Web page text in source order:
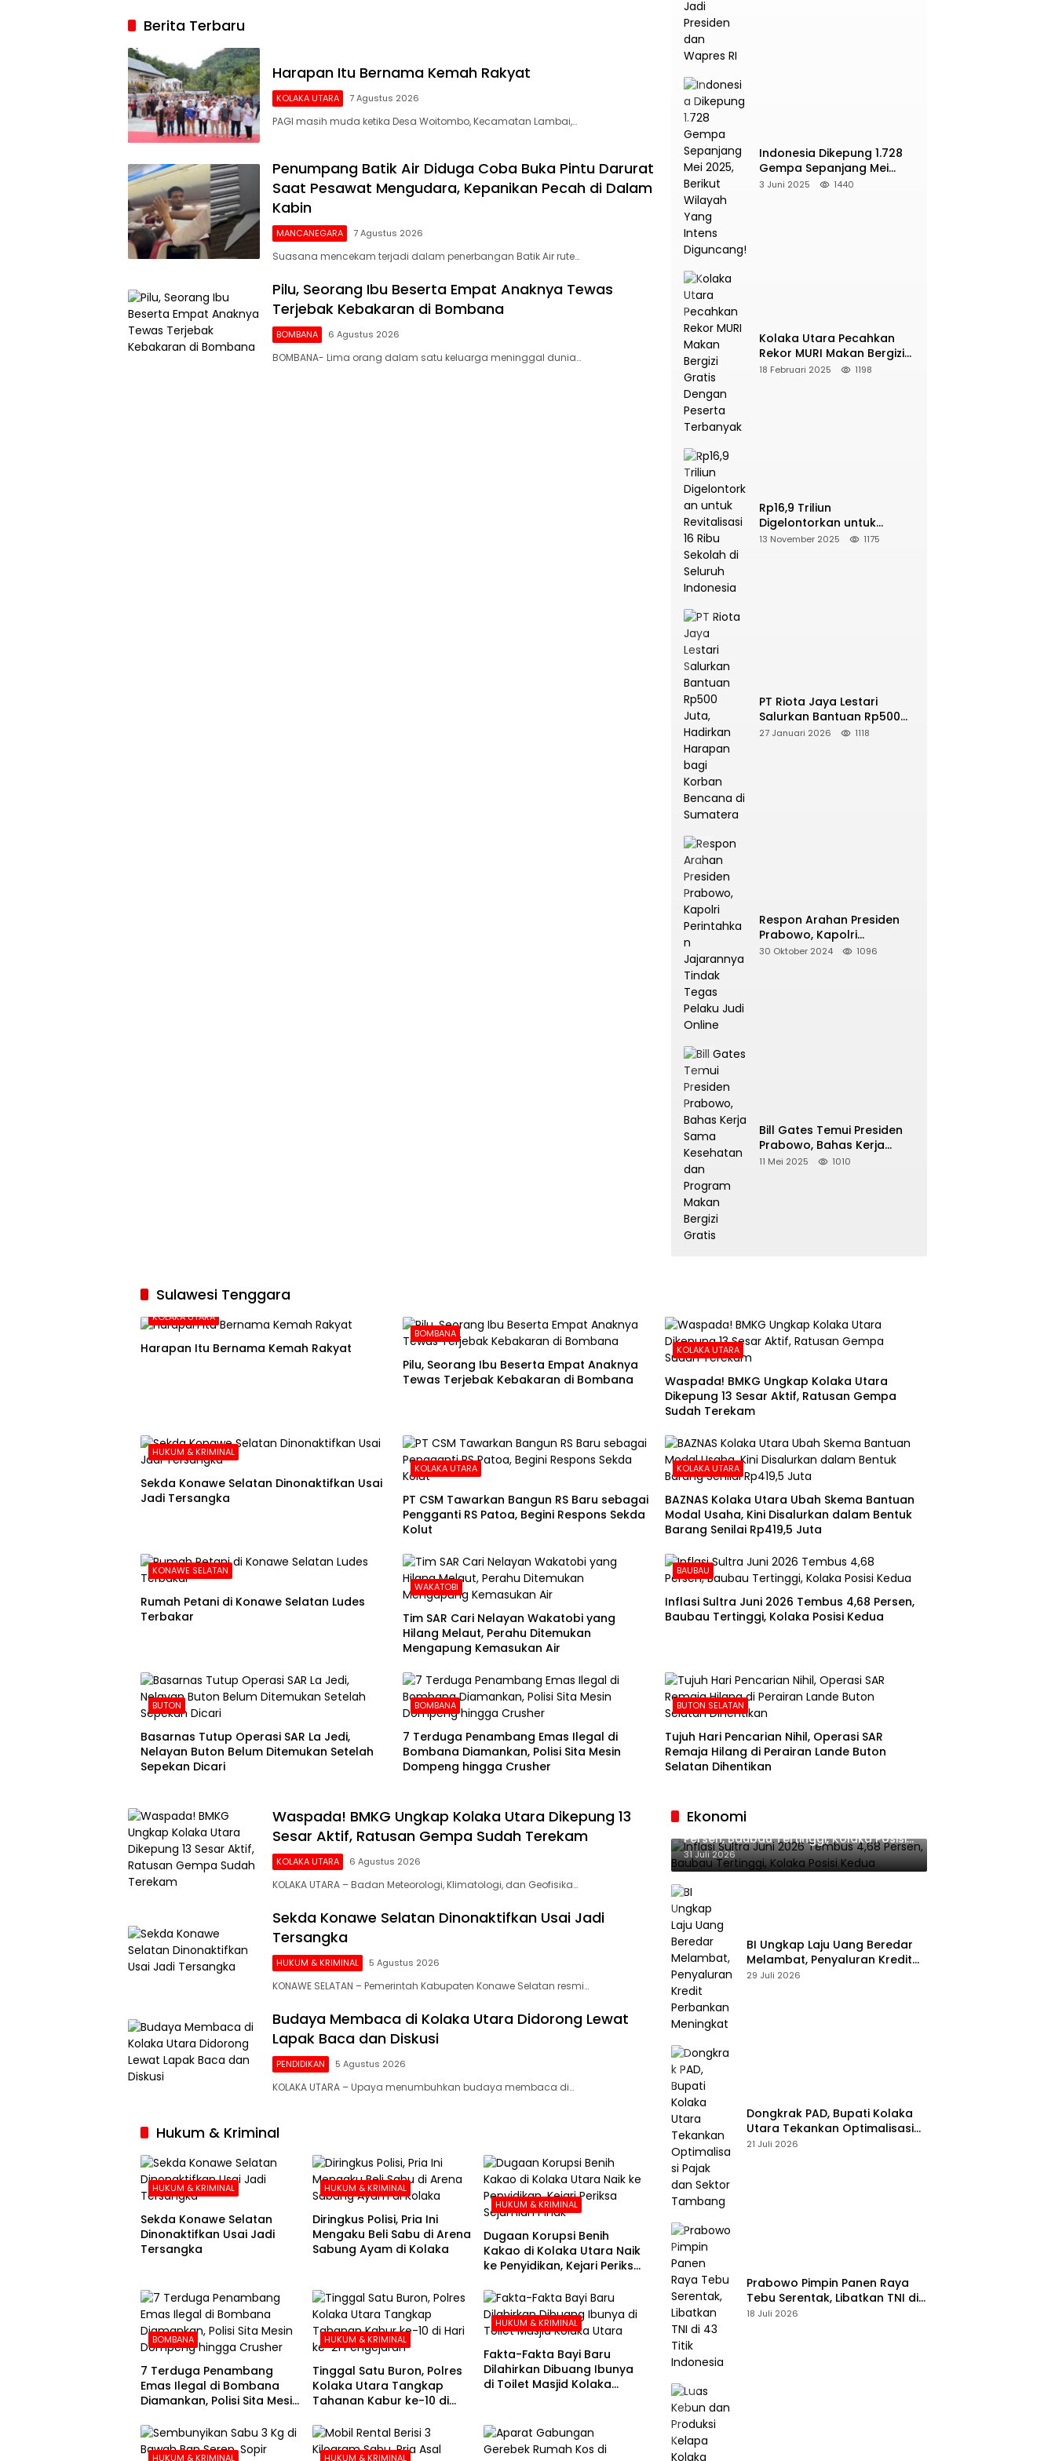
Berita Terbaru
Harapan Itu Bernama Kemah Rakyat
KOLAKA UTARA 7 Agustus 2026
PAGI masih muda ketika Desa Woitombo, Kecamatan Lambai,…
Penumpang Batik Air Diduga Coba Buka Pintu Darurat
Saat Pesawat Mengudara, Kepanikan Pecah di Dalam
Kabin
MANCANEGARA 7 Agustus 2026
Suasana mencekam terjadi dalam penerbangan Batik Air rute…
Pilu, Seorang Ibu Beserta Empat Anaknya Tewas
Terjebak Kebakaran di Bombana
BOMBANA 6 Agustus 2026
BOMBANA- Lima orang dalam satu keluarga meninggal dunia…
Indonesia Dikepung 1.728
Gempa Sepanjang Mei
2025, Berikut Wilayah Yang
3 Juni 2025 1440
Kolaka Utara Pecahkan
Rekor MURI Makan Bergizi
Gratis Dengan Peserta
18 Februari 2025 1198
Rp16,9 Triliun
Digelontorkan untuk
Revitalisasi 16 Ribu Sekolah
13 November 2025 1175
PT Riota Jaya Lestari
Salurkan Bantuan Rp500
Juta, Hadirkan Harapan
27 Januari 2026 1118
Respon Arahan Presiden
Prabowo, Kapolri
Perintahkan Jajarannya
30 Oktober 2024 1096
Bill Gates Temui Presiden
Prabowo, Bahas Kerja
Sama Kesehatan dan
11 Mei 2025 1010
Sulawesi Tenggara
KOLAKA UTARA
Harapan Itu Bernama Kemah Rakyat
BOMBANA
Pilu, Seorang Ibu Beserta Empat Anaknya
Tewas Terjebak Kebakaran di Bombana
KOLAKA UTARA
Waspada! BMKG Ungkap Kolaka Utara
Dikepung 13 Sesar Aktif, Ratusan Gempa
Sudah Terekam
HUKUM & KRIMINAL
Sekda Konawe Selatan Dinonaktifkan Usai
Jadi Tersangka
KOLAKA UTARA
PT CSM Tawarkan Bangun RS Baru sebagai
Pengganti RS Patoa, Begini Respons Sekda
Kolut
KOLAKA UTARA
BAZNAS Kolaka Utara Ubah Skema Bantuan
Modal Usaha, Kini Disalurkan dalam Bentuk
Barang Senilai Rp419,5 Juta
KONAWE SELATAN
Rumah Petani di Konawe Selatan Ludes
Terbakar
WAKATOBI
Tim SAR Cari Nelayan Wakatobi yang
Hilang Melaut, Perahu Ditemukan
Mengapung Kemasukan Air
BAUBAU
Inflasi Sultra Juni 2026 Tembus 4,68 Persen,
Baubau Tertinggi, Kolaka Posisi Kedua
BUTON
Basarnas Tutup Operasi SAR La Jedi,
Nelayan Buton Belum Ditemukan Setelah
Sepekan Dicari
BOMBANA
7 Terduga Penambang Emas Ilegal di
Bombana Diamankan, Polisi Sita Mesin
Dompeng hingga Crusher
BUTON SELATAN
Tujuh Hari Pencarian Nihil, Operasi SAR
Remaja Hilang di Perairan Lande Buton
Selatan Dihentikan
Waspada! BMKG Ungkap Kolaka Utara Dikepung 13
Sesar Aktif, Ratusan Gempa Sudah Terekam
KOLAKA UTARA 6 Agustus 2026
KOLAKA UTARA – Badan Meteorologi, Klimatologi, dan Geofisika…
Sekda Konawe Selatan Dinonaktifkan Usai Jadi
Tersangka
HUKUM & KRIMINAL 5 Agustus 2026
KONAWE SELATAN – Pemerintah Kabupaten Konawe Selatan resmi…
Budaya Membaca di Kolaka Utara Didorong Lewat
Lapak Baca dan Diskusi
PENDIDIKAN 5 Agustus 2026
KOLAKA UTARA – Upaya menumbuhkan budaya membaca di…
Hukum & Kriminal
HUKUM & KRIMINAL
Sekda Konawe Selatan
Dinonaktifkan Usai Jadi
Tersangka
HUKUM & KRIMINAL
Diringkus Polisi, Pria Ini
Mengaku Beli Sabu di Arena
Sabung Ayam di Kolaka
HUKUM & KRIMINAL
Dugaan Korupsi Benih
Kakao di Kolaka Utara Naik
ke Penyidikan, Kejari Periksa
BOMBANA
7 Terduga Penambang
Emas Ilegal di Bombana
Diamankan, Polisi Sita Mesin
HUKUM & KRIMINAL
Tinggal Satu Buron, Polres
Kolaka Utara Tangkap
Tahanan Kabur ke-10 di
HUKUM & KRIMINAL
Fakta-Fakta Bayi Baru
Dilahirkan Dibuang Ibunya
di Toilet Masjid Kolaka
HUKUM & KRIMINAL HUKUM & KRIMINAL
Ekonomi
Inflasi Sultra Juni 2026 Tembus 4,68
Persen, Baubau Tertinggi, Kolaka Posisi
Kedua
31 Juli 2026
BI Ungkap Laju Uang Beredar
Melambat, Penyaluran Kredit
Perbankan Meningkat
29 Juli 2026
Dongkrak PAD, Bupati Kolaka
Utara Tekankan Optimalisasi
Pajak dan Sektor Tambang
21 Juli 2026
Prabowo Pimpin Panen Raya
Tebu Serentak, Libatkan TNI di
43 Titik Indonesia
18 Juli 2026